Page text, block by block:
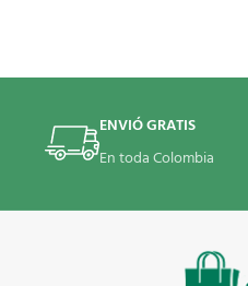
ENVIÓ GRATIS
En toda Colombia